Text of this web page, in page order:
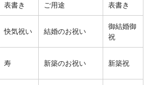
表書き ご用途 表書き
快気祝い 結婚のお祝い
御結婚御
祝
寿 新築のお祝い 新築祝